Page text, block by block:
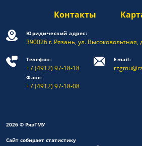
Контакты
Юридический адрес:
390026 г. Рязань, ул. Высоковольтная,
Телефон:
+7 (4912) 97-18-18
Факс:
+7 (4912) 97-18-08
Email:
2026 © РязГМУ
Сайт собирает статистику